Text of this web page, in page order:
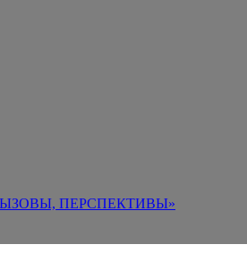
ПЕРСПЕКТИВЫ»